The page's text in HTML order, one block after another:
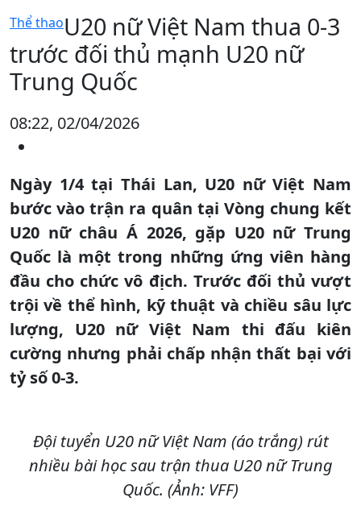
Thể thaoU20 nữ Việt Nam thua 0-3
trước đối thủ mạnh U20 nữ
Trung Quốc
08:22, 02/04/2026
Ngày 1/4 tại Thái Lan, U20 nữ Việt Nam
bước vào trận ra quân tại Vòng chung kết
U20 nữ châu Á 2026, gặp U20 nữ Trung
Quốc là một trong những ứng viên hàng
đầu cho chức vô địch. Trước đối thủ vượt
trội về thể hình, kỹ thuật và chiều sâu lực
lượng, U20 nữ Việt Nam thi đấu kiên
cường nhưng phải chấp nhận thất bại với
tỷ số 0-3.
Đội tuyển U20 nữ Việt Nam (áo trắng) rút
nhiều bài học sau trận thua U20 nữ Trung
Quốc. (Ảnh: VFF)